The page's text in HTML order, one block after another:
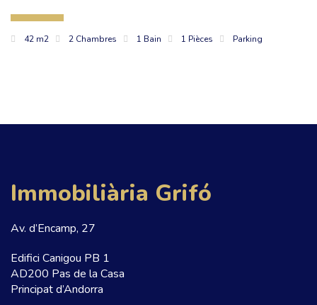
42 m2 2 Chambres 1 Bain 1 Pièces Parking
Immobiliària Grifó
Av. d’Encamp, 27
Edifici Canigou PB 1
AD200 Pas de la Casa
Principat d’Andorra